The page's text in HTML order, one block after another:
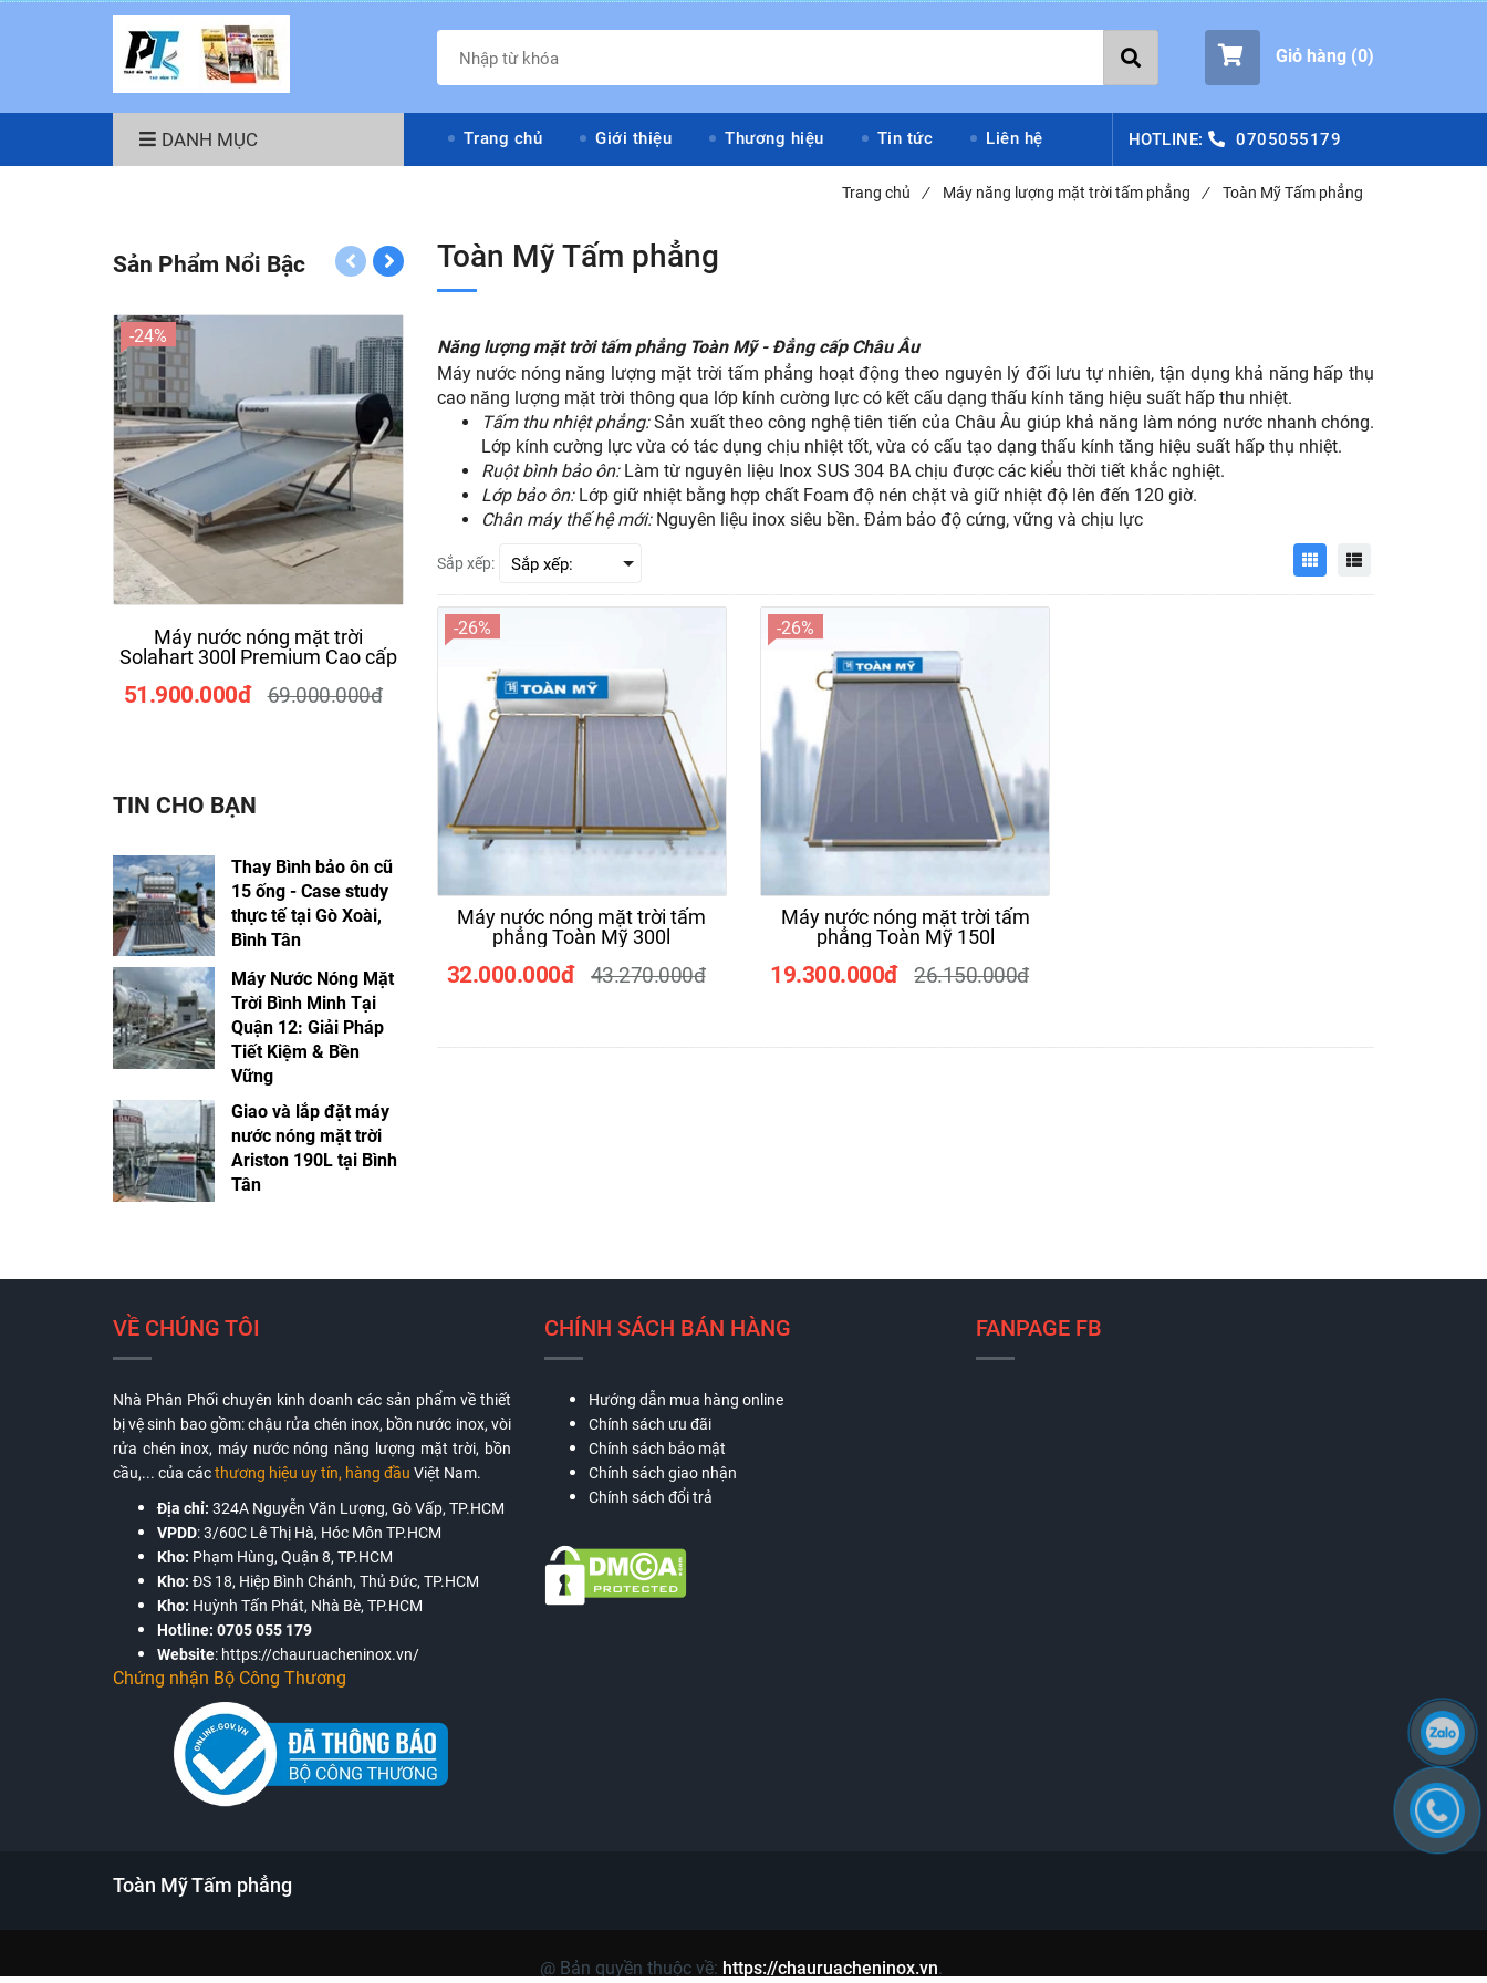
Giỏ hàng (0)
DANH MỤC Trang chủ Giới thiệu Thương hiệu Tin tức Liên hệ HOTLINE: 0705055179
Trang chủ / Máy năng lượng mặt trời tấm phẳng / Toàn Mỹ Tấm phẳng
Toàn Mỹ Tấm phẳng
Năng lượng mặt trời tấm phẳng Toàn Mỹ - Đẳng cấp Châu Âu
Máy nước nóng năng lượng mặt trời tấm phẳng hoạt động theo nguyên lý đối lưu tự nhiên, tận dụng khả năng hấp thụ
cao năng lượng mặt trời thông qua lớp kính cường lực có kết cấu dạng thấu kính tăng hiệu suất hấp thu nhiệt.
Tấm thu nhiệt phẳng:Sản xuất theo công nghệ tiên tiến của Châu Âu giúp khả năng làm nóng nước nhanh chóng.
Lớp kính cường lực vừa có tác dụng chịu nhiệt tốt, vừa có cấu tạo dạng thấu kính tăng hiệu suất hấp thụ nhiệt.
Ruột bình bảo ôn:Làm từ nguyên liệu Inox SUS 304 BA chịu được các kiểu thời tiết khắc nghiệt.
Lớp bảo ôn: Lớp giữ nhiệt bằng hợp chất Foam độ nén chặt và giữ nhiệt độ lên đến 120 giờ.
Chân máy thế hệ mới:Nguyên liệu inox siêu bền. Đảm bảo độ cứng, vững và chịu lực
Sắp xếp:
-26%
Máy nước nóng mặt trời tấm
phẳng Toàn Mỹ 300l
32.000.000đ 43.270.000đ
-26%
Máy nước nóng mặt trời tấm
phẳng Toàn Mỹ 150l
19.300.000đ 26.150.000đ
Sản Phẩm Nổi Bậc
-24%
Máy nước nóng mặt trời
Solahart 300l Premium Cao cấp
51.900.000đ 69.000.000đ
-12%
Bồn tự hoại Wavelife WP 1000L
6.800.000đ 7.760.000đ
-19%
Bồn nước inox Hwata 500l
ngang
2.250.000đ 2.783.000đ
TIN CHO BẠN
Thay Bình bảo ôn cũ
15 ống - Case study
thực tế tại Gò Xoài,
Bình Tân
Máy Nước Nóng Mặt
Trời Bình Minh Tại
Quận 12: Giải Pháp
Tiết Kiệm & Bền
Vững
Giao và lắp đặt máy
nước nóng mặt trời
Ariston 190L tại Bình
Tân
Toàn Mỹ Tấm phẳng
VỀ CHÚNG TÔI
Nhà Phân Phối chuyên kinh doanh các sản phẩm về thiết
bị vệ sinh bao gồm: chậu rửa chén inox, bồn nước inox, vòi
rửa chén inox, máy nước nóng năng lượng mặt trời, bồn
cầu,... của cácthương hiệu uy tín, hàng đầu Việt Nam.
Địa chỉ: 324A Nguyễn Văn Lượng, Gò Vấp, TP.HCM
VPDD:3/60C Lê Thị Hà, Hóc Môn TP.HCM
Kho: Phạm Hùng, Quận 8, TP.HCM
Kho: ĐS 18, Hiệp Bình Chánh, Thủ Đức, TP.HCM
Kho: Huỳnh Tấn Phát, Nhà Bè, TP.HCM
Hotline: 0705 055 179
Website: https://chauruacheninox.vn/
Chứng nhận Bộ Công Thương
CHÍNH SÁCH BÁN HÀNG
Hướng dẫn mua hàng online
Chính sách ưu đãi
Chính sách bảo mật
Chính sách giao nhận
Chính sách đổi trả
FANPAGE FB
@ Bản quyền thuộc về: https://chauruacheninox.vn.